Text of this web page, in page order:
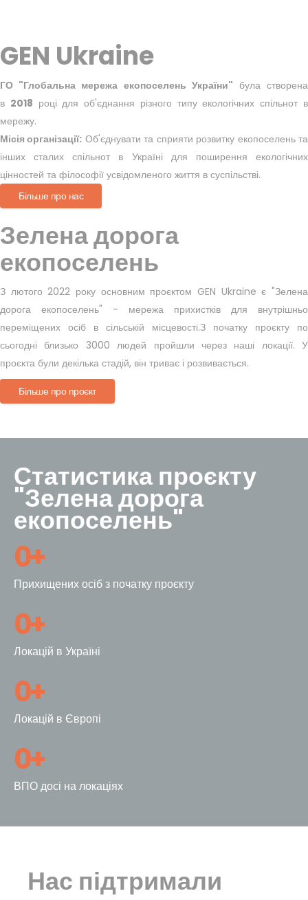
GEN Ukraine
ГО "Глобальна мережа екопоселень України" була створена
в 2018 році для об'єднання різного типу екологічних спільнот в
мережу.
Місія організації: Об'єднувати та сприяти розвитку екопоселень та
інших сталих спільнот в Україні для поширення екологічних
цінностей та філософії усвідомленого життя в суспільстві.
Більше про нас
Зелена дорога
екопоселень
З лютого 2022 року основним проєктом GEN Ukraine є "Зелена
дорога екопоселень" - мережа прихистків для внутрішньо
переміщених осіб в сільській місцевості.З початку проєкту по
сьогодні близько 3000 людей пройшли через наші локації. У
проєкта були декілька стадій, він триває і розвивається.
Більше про проєкт
Статистика проєкту
"Зелена дорога
екопоселень"
0+
Прихищених осіб з початку проєкту
0+
Локацій в Україні
0+
Локацій в Європі
0+
ВПО досі на локаціях
Нас підтримали